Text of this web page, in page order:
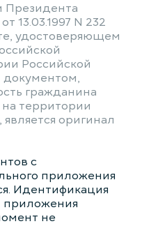
Президента
13.03.1997 N 232
удостоверяющем
Российской
гражданина
территории
оригинал
с
приложения
Идентификация
не